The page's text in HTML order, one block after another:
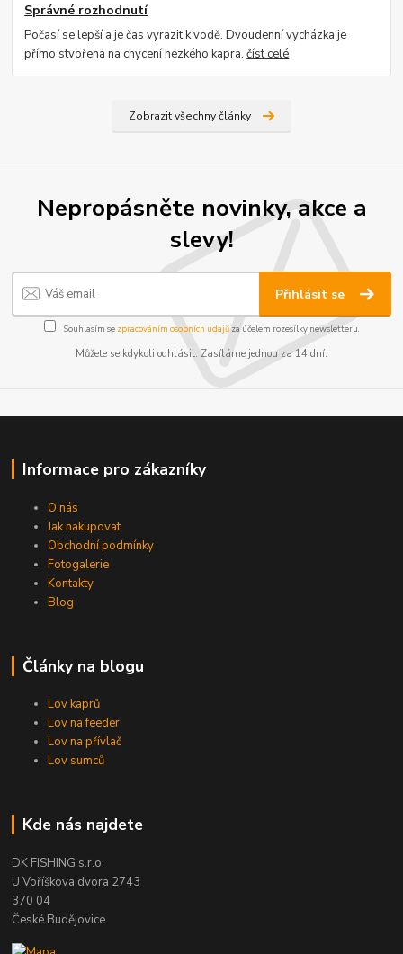
Správné rozhodnutí
Počasí se lepší a je čas vyrazit k vodě. Dvoudenní vycházka je
přímo stvořena na chycení hezkého kapra.číst celé
Zobrazit všechny články
Nepropásněte novinky, akce a
slevy!
Přihlásit se
Souhlasím se zpracováním osobních údajůza účelem rozesílky newsletteru.
Můžete se kdykoli odhlásit. Zasíláme jednou za 14 dní.
Informace pro zákazníky
O nás
Jak nakupovat
Obchodní podmínky
Fotogalerie
Kontakty
Blog
Články na blogu
Lov kaprů
Lov na feeder
Lov na přívlač
Lov sumců
Kde nás najdete
DK FISHING s.r.o.
U Voříškova dvora 2743
370 04
České Budějovice